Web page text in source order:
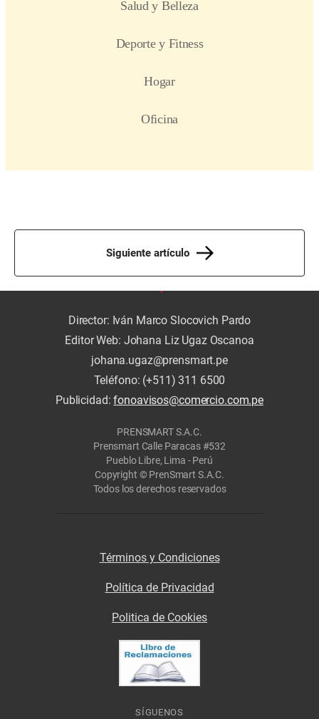
Siguiente artículo
Director: Iván Marco Slocovich Pardo
Editor Web: Johana Liz Ugaz Oscanoa
johana.ugaz@prensmart.pe
Teléfono: (+511) 311 6500
Publicidad:fonoavisos@comercio.com.pe
PRENSMART S.A.C.
Prensmart Calle Paracas #532
Pueblo Libre, Lima - Perú
Copyright © PrenSmart S.A.C.
Todos los derechos reservados
Términos y Condiciones
Política de Privacidad
Politica de Cookies
SÍGUENOS